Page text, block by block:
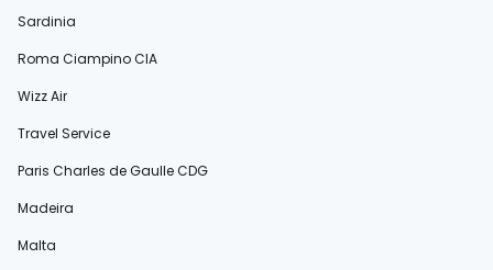
Sardinia
Roma Ciampino CIA
Wizz Air
Travel Service
Paris Charles de Gaulle CDG
Madeira
Malta